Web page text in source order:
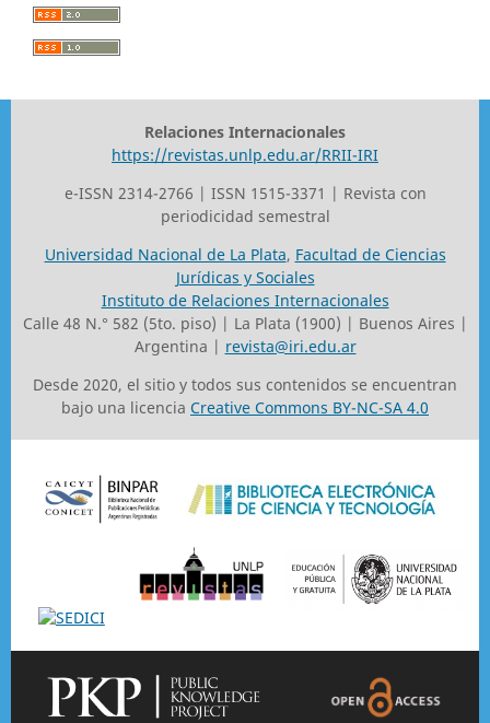
Relaciones Internacionales
https://revistas.unlp.edu.ar/RRII-IRI
e-ISSN 2314-2766 | ISSN 1515-3371 | Revista con
periodicidad semestral
Universidad Nacional de La Plata, Facultad de Ciencias
Jurídicas y Sociales
Instituto de Relaciones Internacionales
Calle 48 N.° 582 (5to. piso) | La Plata (1900) | Buenos Aires |
Argentina | revista@iri.edu.ar
Desde 2020, el sitio y todos sus contenidos se encuentran
bajo una licencia Creative Commons BY-NC-SA 4.0